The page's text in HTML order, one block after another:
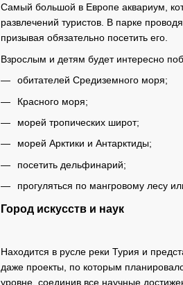
Самый большой в Европе аквариум,
развлечений туристов. В парке
призывая обязательно посетить его.
Взрослым и детям будет интересно
обитателей Средиземного моря;
Красного моря;
морей тропических широт;
морей Арктики и Антарктиды;
посетить дельфинарий;
прогуляться по мангровому лесу
Город искусств и наук
Находится в русле реки Турия и
даже проекты, по которым
уровне, соединив все научные